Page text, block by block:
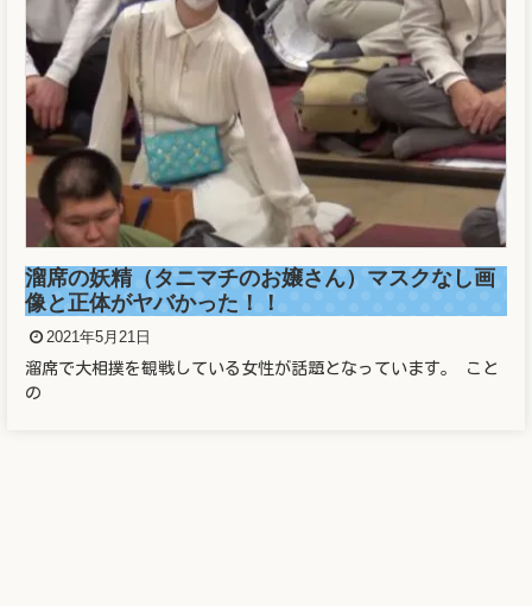
溜席の妖精（タニマチのお嬢さん）マスクなし画
像と正体がヤバかった！！
2021年5月21日
溜席で大相撲を観戦している女性が話題となっています。 こと
の